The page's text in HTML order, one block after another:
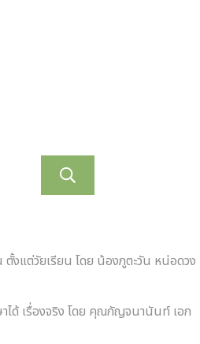
แต่วัยเรียน โดย น้องภูตะวัน หน่อดวง
ด้ เรื่องจริง โดย คุณกัญจนานันท์ เอก